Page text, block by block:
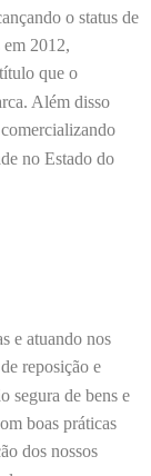
o status de
2012,
que o
Além disso
no Estado do
e atuando nos
reposição e
segura de bens e
boas práticas
dos nossos